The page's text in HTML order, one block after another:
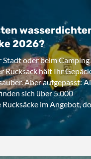
2026?
Stadt oder beim Camping
Rucksack hält Ihr Gepäck
Aber aufgepasst:
sich über 5.000
im Angebot,